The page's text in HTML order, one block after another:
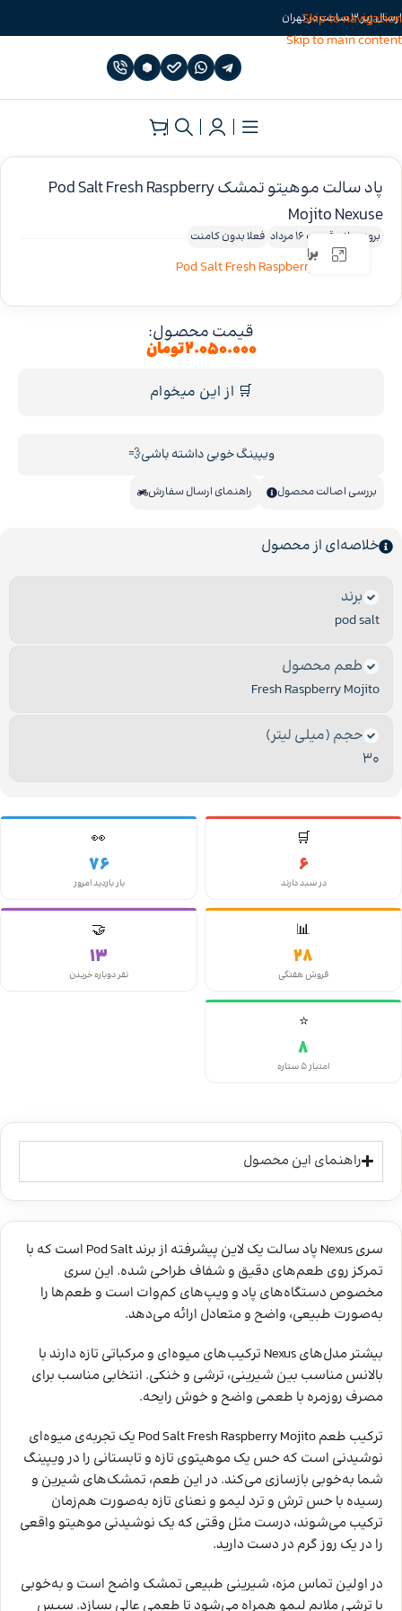
Skip to navigation
Skip to main content
ارسال زیر 3 ساعت در تهران
سالت نیکوتین پاد سالت
خلاصه‌ای از محصول
برند
pod salt
طعم محصول
Fresh Raspberry Mojito
حجم (میلی لیتر)
30
🛒
6
در سبد دارند
👀
76
بار بازدید امروز
📊
28
فروش هفتگی
🤝
13
نفر دوباره خریدن
⭐
8
امتیاز ۵ ستاره
قیمت محصول:
۲.۰۵۰.۰۰۰تومان
🛒 از این میخوام
ویپینگ خوبی داشته باشی💨
بررسی اصالت محصول راهنمای ارسال سفارش
پاد سالت موهیتو تمشک Pod Salt Fresh Raspberry
Mojito Nexuse
بروزرسانی قیمت 16 مرداد فعلا بدون کامنت
برای بزرگنمایی کلیک کنید
راهنمای این محصول
سری Nexus پاد سالت یک لاین پیشرفته از برند Pod Salt است که با
تمرکز روی طعم‌های دقیق و شفاف طراحی شده. این سری
مخصوص دستگاه‌های پاد و ویپ‌های کم‌وات است و طعم‌ها را
به‌صورت طبیعی، واضح و متعادل ارائه می‌دهد.
بیشتر مدل‌های Nexus ترکیب‌های میوه‌ای و مرکباتی تازه دارند با
بالانس مناسب بین شیرینی، ترشی و خنکی. انتخابی مناسب برای
مصرف روزمره با طعمی واضح و خوش رایحه.
ترکیب طعم Pod Salt Fresh Raspberry Mojito یک تجربه‌ی میوه‌ای
نوشیدنی است که حس یک موهیتوی تازه و تابستانی را در ویپینگ
شما به‌خوبی بازسازی می‌کند. در این طعم، تمشک‌های شیرین و
رسیده با حس ترش و ترد لیمو و نعنای تازه به‌صورت هم‌زمان
ترکیب می‌شوند، درست مثل وقتی که یک نوشیدنی موهیتو واقعی
را در یک روز گرم در دست دارید.
در اولین تماس مزه، شیرینی طبیعی تمشک واضح است و به‌خوبی
با ترشی ملایم لیمو همراه می‌شود تا طعمی عالی بسازد. سپس